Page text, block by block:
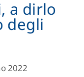
a dirlo
degli
2022